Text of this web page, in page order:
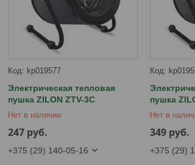
kp019577
Электрическая тепловая
пушка ZILON ZTV-3C
Нет в наличии
247 руб.
+375 (29) 140-05-16
пушка
Нет в
349 руб.
+375 (29)